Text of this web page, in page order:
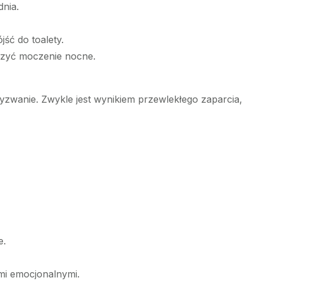
do toalety.
moczenie nocne.
Zwykle jest wynikiem przewlekłego zaparcia,
emocjonalnymi.